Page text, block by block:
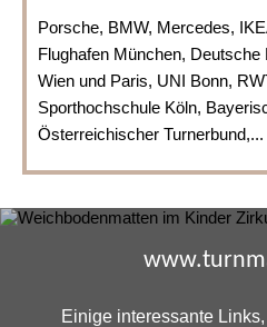
Porsche, BMW, Mercedes,
Flughafen München, Deutsche
Wien und Paris, UNI Bonn,
Sporthochschule Köln,
Österreichischer
Einige interessante